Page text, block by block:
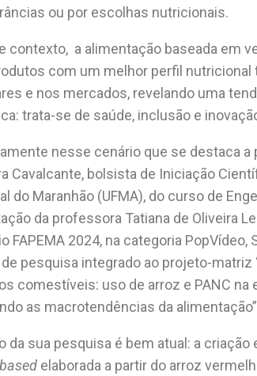
ou por escolhas nutricionais.
contexto, a alimentação baseada em
com um melhor perfil
e nos mercados, revelando uma
trata-se de saúde, inclusão e
nesse cenário que se destaca a
Cavalcante, bolsista de Iniciação
do Maranhão (UFMA), do curso de
da professora Tatiana de Oliveira
FAPEMA 2024, na categoria
pesquisa integrado ao projeto-matriz
comestíveis: uso de arroz e PANC na
as macrotendências da
da sua pesquisa é bem atual: a criação
elaborada a partir do arroz